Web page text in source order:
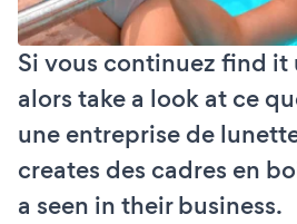
Si vous continuez find
alors take a look at ce
une entreprise de
creates des cadres en
a seen in their business.